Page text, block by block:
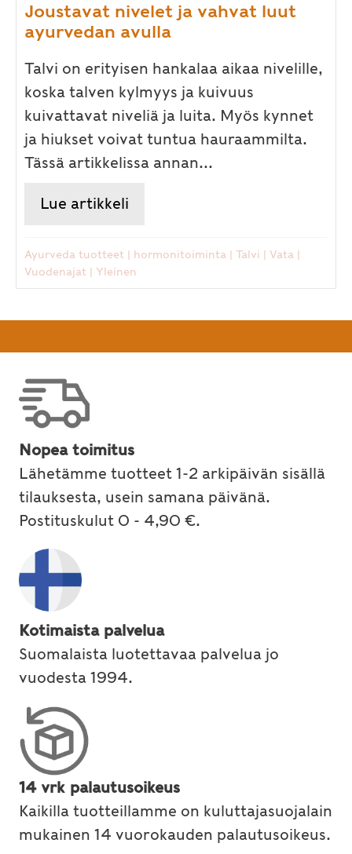
Joustavat nivelet ja vahvat luut
ayurvedan avulla
Talvi on erityisen hankalaa aikaa nivelille,
koska talven kylmyys ja kuivuus
kuivattavat niveliä ja luita. Myös kynnet
ja hiukset voivat tuntua hauraammilta.
Tässä artikkelissa annan...
Lue artikkeli
Ayurveda tuotteet | hormonitoiminta | Talvi | Vata |
Vuodenajat | Yleinen
Nopea toimitus
Lähetämme tuotteet 1-2 arkipäivän sisällä
tilauksesta, usein samana päivänä.
Postituskulut 0 - 4,90 €.
Kotimaista palvelua
Suomalaista luotettavaa palvelua jo
vuodesta 1994.
14 vrk palautusoikeus
Kaikilla tuotteillamme on kuluttajasuojalain
mukainen 14 vuorokauden palautusoikeus.